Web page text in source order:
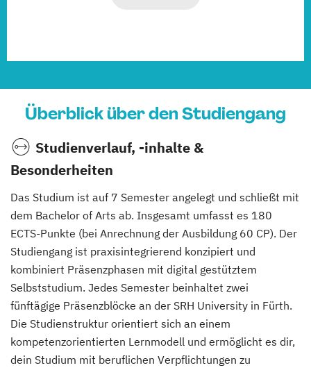
Überblick über den Studiengang
Studienverlauf, -inhalte &
Besonderheiten
Das Studium ist auf 7 Semester angelegt und schließt mit
dem Bachelor of Arts ab. Insgesamt umfasst es 180
ECTS-Punkte (bei Anrechnung der Ausbildung 60 CP). Der
Studiengang ist praxisintegrierend konzipiert und
kombiniert Präsenzphasen mit digital gestütztem
Selbststudium. Jedes Semester beinhaltet zwei
fünftägige Präsenzblöcke an der SRH University in Fürth.
Die Studienstruktur orientiert sich an einem
kompetenzorientierten Lernmodell und ermöglicht es dir,
dein Studium mit beruflichen Verpflichtungen zu